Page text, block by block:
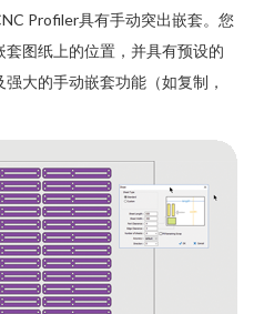
Profiler具有手动突出嵌套。您
图纸上的位置，并具有预设的
大的手动嵌套功能（如复制，